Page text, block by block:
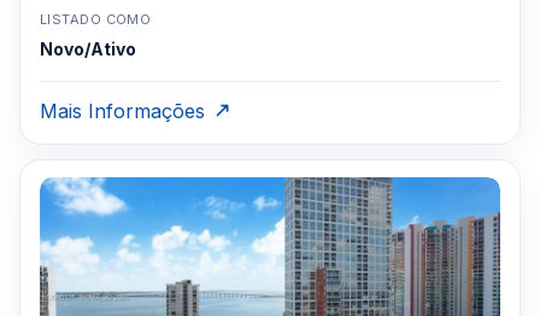
LISTADO COMO
Novo/Ativo
Mais Informações